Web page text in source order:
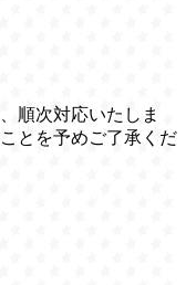
順次対応いたしま
とを予めご了承くだ